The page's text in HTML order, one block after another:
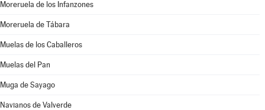
Moreruela de los Infanzones
Moreruela de Tábara
Muelas de los Caballeros
Muelas del Pan
Muga de Sayago
Navianos de Valverde